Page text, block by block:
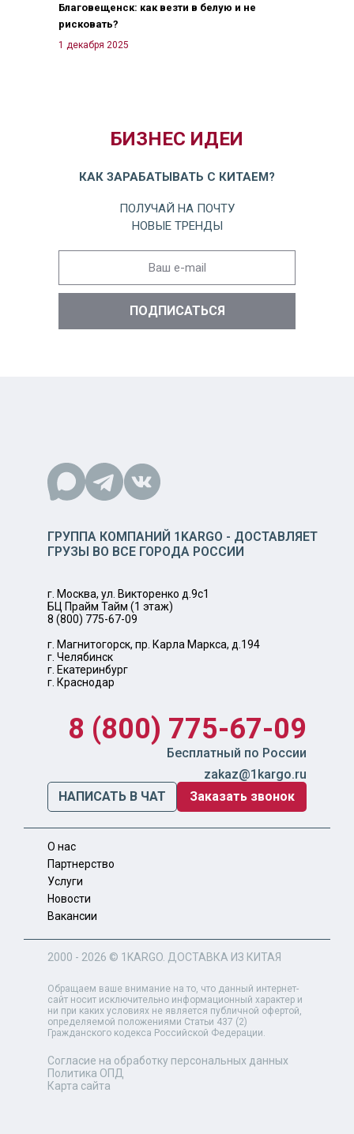
Благовещенск: как везти в белую и не
рисковать?
1 декабря 2025
БИЗНЕС ИДЕИ
КАК ЗАРАБАТЫВАТЬ С КИТАЕМ?
ПОЛУЧАЙ НА ПОЧТУ
НОВЫЕ ТРЕНДЫ
ГРУППА КОМПАНИЙ 1KARGO - ДОСТАВЛЯЕТ
ГРУЗЫ ВО ВСЕ ГОРОДА РОССИИ
г. Москва, ул. Викторенко д.9с1
БЦ Прайм Тайм (1 этаж)
8 (800) 775-67-09
г. Магнитогорск, пр. Карла Маркса, д.194
г. Челябинск
г. Екатеринбург
г. Краснодар
8 (800) 775-67-09
Бесплатный по России
zakaz@1kargo.ru
НАПИСАТЬ В ЧАТ
Заказать звонок
О нас
Партнерство
Услуги
Новости
Вакансии
2000 - 2026 © 1KARGO . ДОСТАВКА ИЗ КИТАЯ
Обращаем ваше внимание на то, что данный интернет-
сайт носит исключительно информационный характер и
ни при каких условиях не является публичной офертой,
определяемой положениями Статьи 437 (2)
Гражданского кодекса Российской Федерации.
Согласие на обработку персональных данных
Политика ОПД
Карта сайта